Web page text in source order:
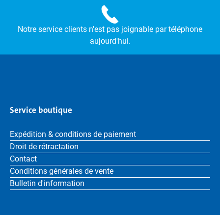
Notre service clients n'est pas joignable par téléphone
aujourd'hui.
Service boutique
Expédition & conditions de paiement
Droit de rétractation
Contact
Conditions générales de vente
Bulletin d'information